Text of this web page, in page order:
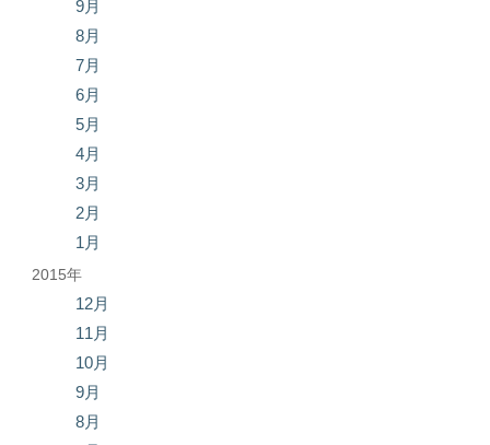
9月
8月
7月
6月
5月
4月
3月
2月
1月
2015年
12月
11月
10月
9月
8月